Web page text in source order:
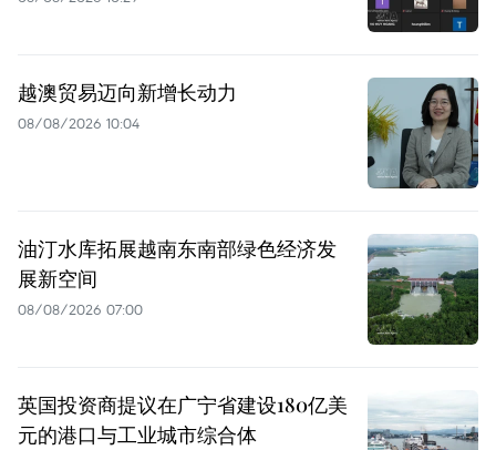
越澳贸易迈向新增长动力
08/08/2026 10:04
油汀水库拓展越南东南部绿色经济发
展新空间
08/08/2026 07:00
英国投资商提议在广宁省建设180亿美
元的港口与工业城市综合体